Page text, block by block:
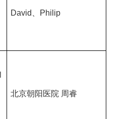
David Philip
北京朝阳医院 周睿